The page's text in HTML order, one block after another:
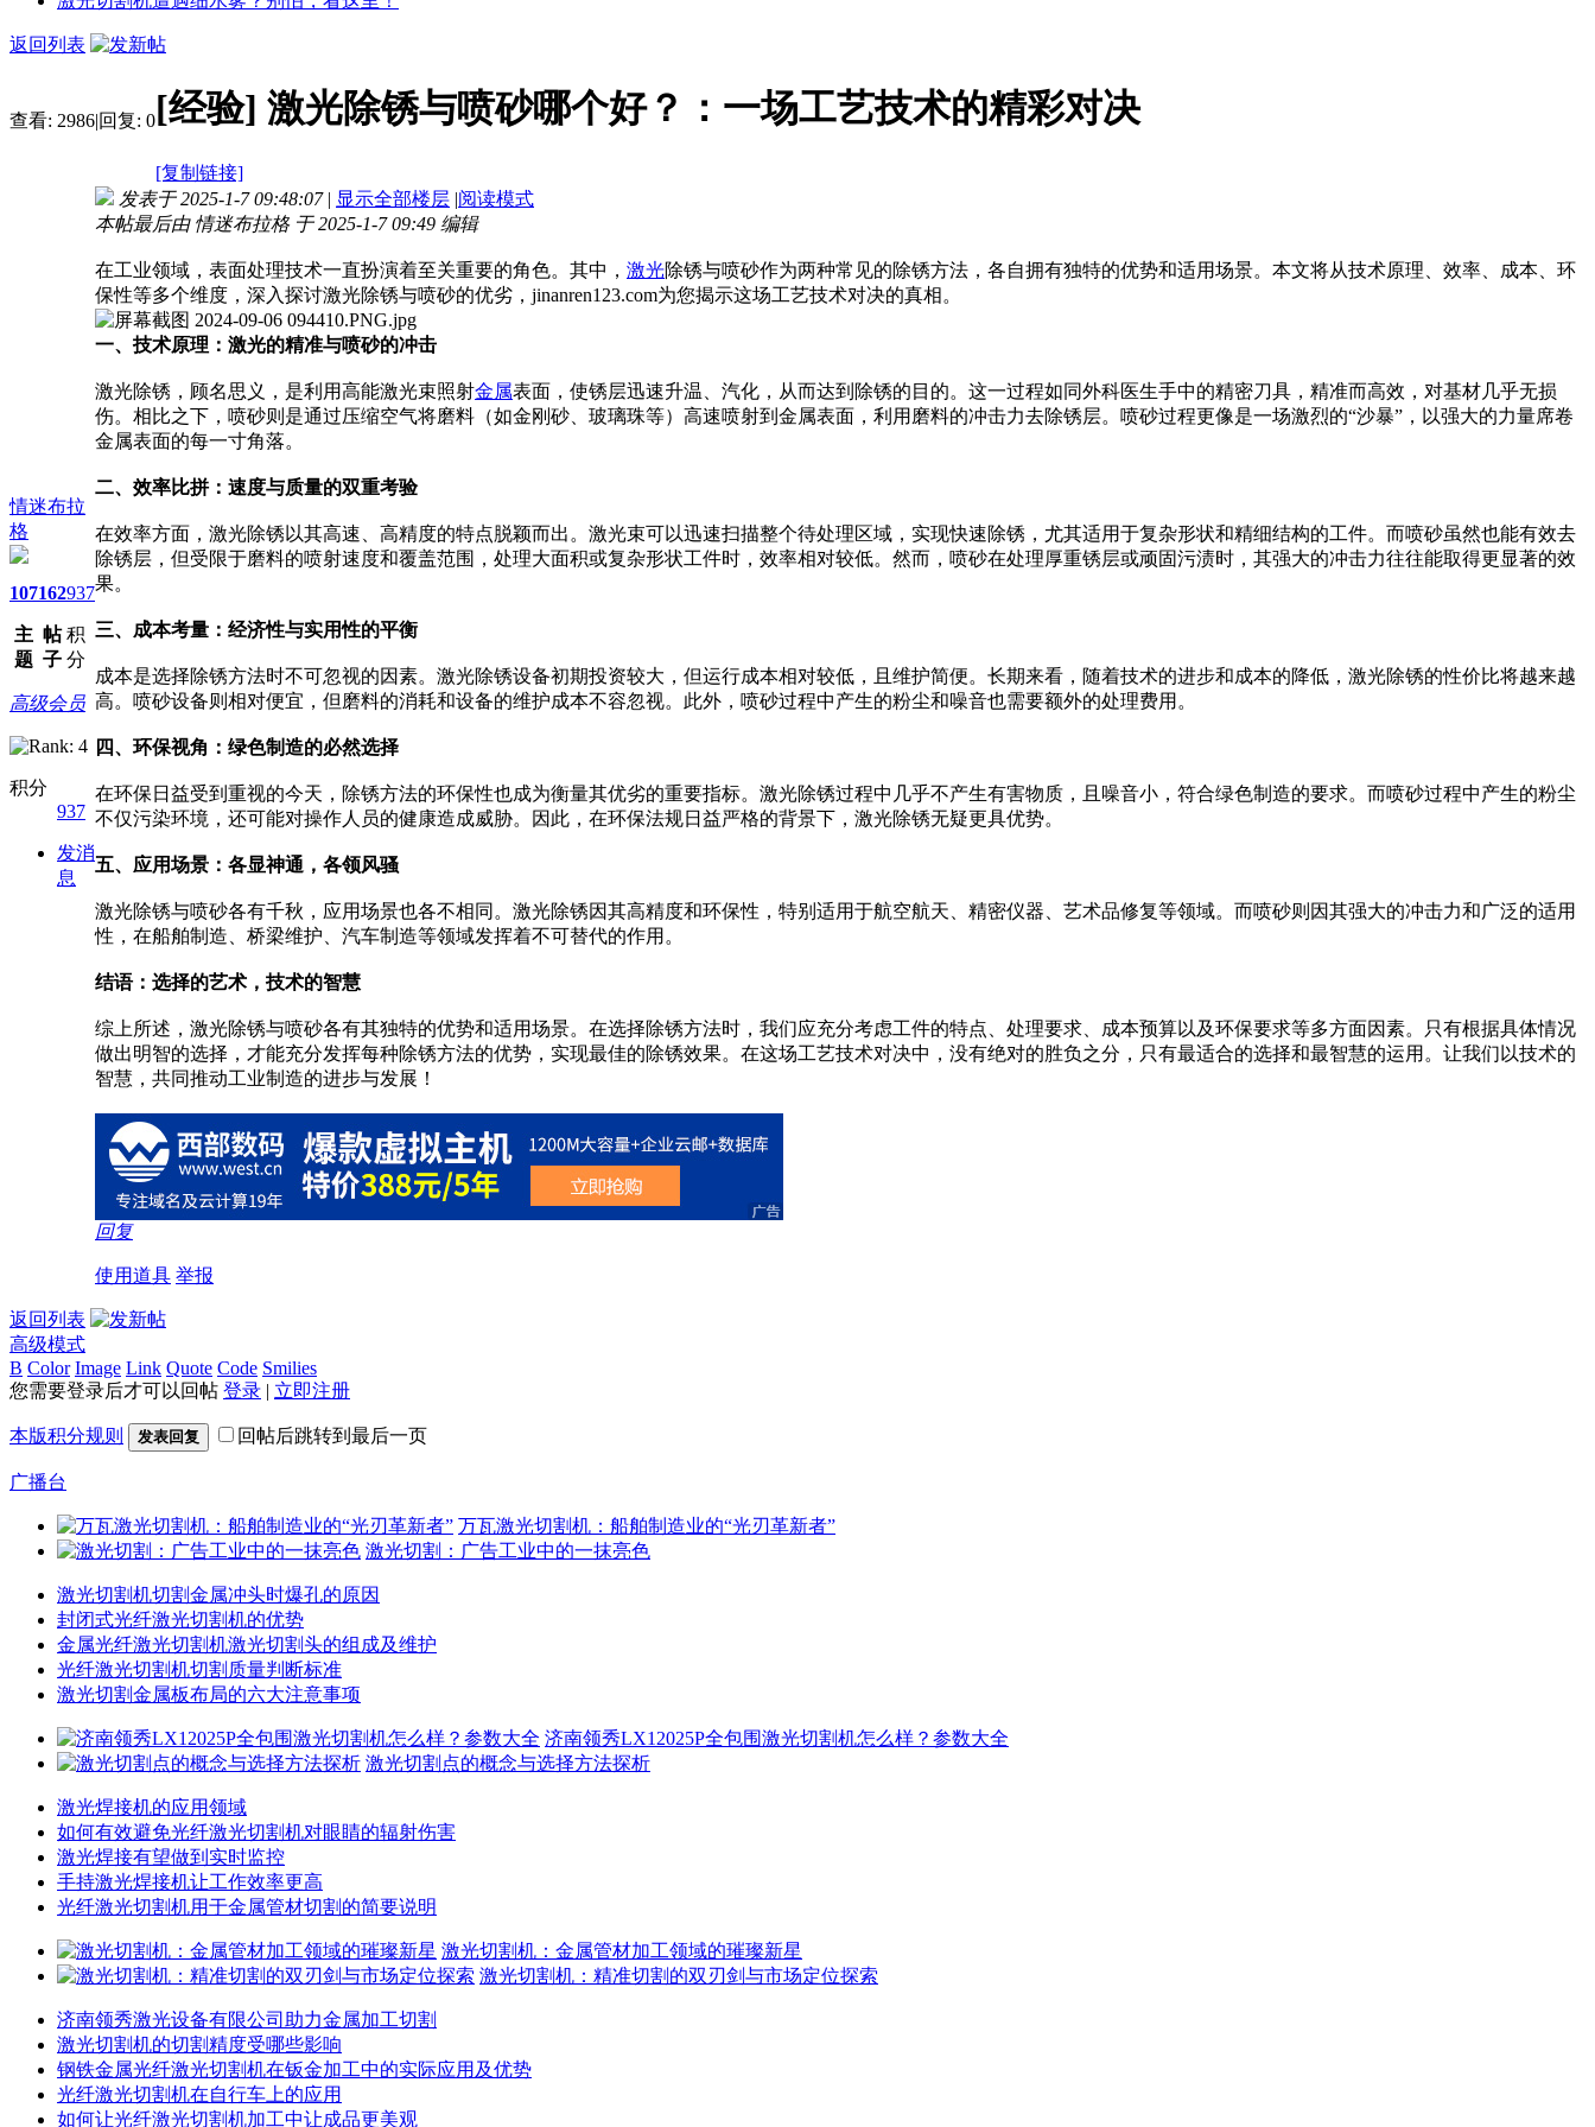
返回列表
查看: 2986|回复: 0[经验] 激光除锈与喷砂哪个好？：一场工艺技术的精彩对决
[复制链接]
情迷布拉
格
107
主
题
162
帖
子
937
积
分
高级会员
积分
937
发消
息
发表于 2025-1-7 09:48:07 | 显示全部楼层 |阅读模式
本帖最后由 情迷布拉格 于 2025-1-7 09:49 编辑
在工业领域，表面处理技术一直扮演着至关重要的角色。其中， 激光除锈与喷砂作为两种常见的除锈方法，各自拥有独特的优势和适用场景。本文将从技术原理、效率、成本、环
保性等多个维度，深入探讨激光除锈与喷砂的优劣，jinanren123.com为您揭示这场工艺技术对决的真相。
一、技术原理：激光的精准与喷砂的冲击
激光除锈，顾名思义，是利用高能激光束照射金属表面，使锈层迅速升温、汽化，从而达到除锈的目的。这一过程如同外科医生手中的精密刀具，精准而高效，对基材几乎无损
伤。相比之下，喷砂则是通过压缩空气将磨料（如金刚砂、玻璃珠等）高速喷射到金属表面，利用磨料的冲击力去除锈层。喷砂过程更像是一场激烈的“沙暴”，以强大的力量席卷
金属表面的每一寸角落。
二、效率比拼：速度与质量的双重考验
在效率方面，激光除锈以其高速、高精度的特点脱颖而出。激光束可以迅速扫描整个待处理区域，实现快速除锈，尤其适用于复杂形状和精细结构的工件。而喷砂虽然也能有效去
除锈层，但受限于磨料的喷射速度和覆盖范围，处理大面积或复杂形状工件时，效率相对较低。然而，喷砂在处理厚重锈层或顽固污渍时，其强大的冲击力往往能取得更显著的效
果。
三、成本考量：经济性与实用性的平衡
成本是选择除锈方法时不可忽视的因素。激光除锈设备初期投资较大，但运行成本相对较低，且维护简便。长期来看，随着技术的进步和成本的降低，激光除锈的性价比将越来越
高。喷砂设备则相对便宜，但磨料的消耗和设备的维护成本不容忽视。此外，喷砂过程中产生的粉尘和噪音也需要额外的处理费用。
四、环保视角：绿色制造的必然选择
在环保日益受到重视的今天，除锈方法的环保性也成为衡量其优劣的重要指标。激光除锈过程中几乎不产生有害物质，且噪音小，符合绿色制造的要求。而喷砂过程中产生的粉尘
不仅污染环境，还可能对操作人员的健康造成威胁。因此，在环保法规日益严格的背景下，激光除锈无疑更具优势。
五、应用场景：各显神通，各领风骚
激光除锈与喷砂各有千秋，应用场景也各不相同。激光除锈因其高精度和环保性，特别适用于航空航天、精密仪器、艺术品修复等领域。而喷砂则因其强大的冲击力和广泛的适用
性，在船舶制造、桥梁维护、汽车制造等领域发挥着不可替代的作用。
结语：选择的艺术，技术的智慧
综上所述，激光除锈与喷砂各有其独特的优势和适用场景。在选择除锈方法时，我们应充分考虑工件的特点、处理要求、成本预算以及环保要求等多方面因素。只有根据具体情况
做出明智的选择，才能充分发挥每种除锈方法的优势，实现最佳的除锈效果。在这场工艺技术对决中，没有绝对的胜负之分，只有最适合的选择和最智慧的运用。让我们以技术的
智慧，共同推动工业制造的进步与发展！
回复
使用道具 举报
返回列表
高级模式
B Color Image Link Quote Code Smilies
您需要登录后才可以回帖 登录 | 立即注册
本版积分规则 发表回复 回帖后跳转到最后一页
广播台
万瓦激光切割机：船舶制造业的“光刃革新者”
激光切割：广告工业中的一抹亮色
激光切割机切割金属冲头时爆孔的原因
封闭式光纤激光切割机的优势
金属光纤激光切割机激光切割头的组成及维护
光纤激光切割机切割质量判断标准
激光切割金属板布局的六大注意事项
济南领秀LX12025P全包围激光切割机怎么样？参数大全
激光切割点的概念与选择方法探析
激光焊接机的应用领域
如何有效避免光纤激光切割机对眼睛的辐射伤害
激光焊接有望做到实时监控
手持激光焊接机让工作效率更高
光纤激光切割机用于金属管材切割的简要说明
激光切割机：金属管材加工领域的璀璨新星
激光切割机：精准切割的双刃剑与市场定位探索
济南领秀激光设备有限公司助力金属加工切割
激光切割机的切割精度受哪些影响
钢铁金属光纤激光切割机在钣金加工中的实际应用及优势
光纤激光切割机在自行车上的应用
如何让光纤激光切割机加工中让成品更美观